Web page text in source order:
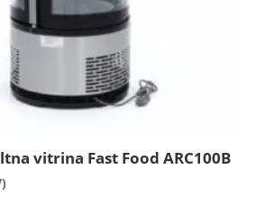
vitrina Fast Food ARC100B